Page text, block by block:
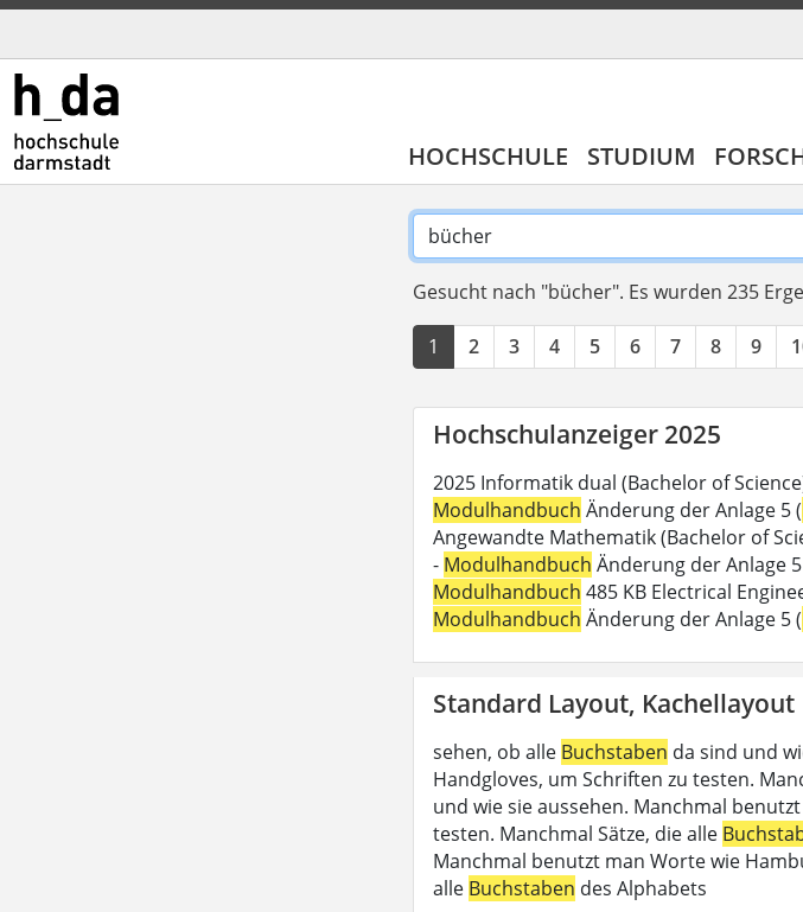
HOCHSCHULE STUDIUM
Gesucht nach "bücher". Es wurden 235
1 2 3 4 5 6 7 8 9
Hochschulanzeiger 2025
2025 Informatik dual (Bachelor of
Modulhandbuch Änderung der Anlage 5 (
Angewandte Mathematik (Bachelor of
- Modulhandbuch Änderung der Anlage
Modulhandbuch 485 KB Electrical
Modulhandbuch Änderung der Anlage 5 (
Standard Layout, Kachellayout
sehen, ob alle Buchstaben da sind und
Handgloves, um Schriften zu testen.
und wie sie aussehen. Manchmal
testen. Manchmal Sätze, die alle
Manchmal benutzt man Worte wie
alle Buchstaben des Alphabets